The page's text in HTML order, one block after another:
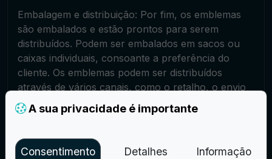
Embalagem e distribuição: Por fim, os emblemas
são embalados e estão prontos para serem
distribuídos. Podem ser embalados em sacos ou
caixas individuais, consoante a preferência do
cliente. Os emblemas podem ser distribuídos
através de vários canais, como o retalho, o envio
direto aos clientes ou a distribuição em eventos ou
feiras comerciais.
A sua privacidade é importante
Consentimento Detalhes Informação